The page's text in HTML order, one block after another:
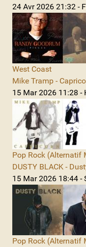
24 Avr 2026 21:32 -
West Coast
Mike Tramp -
15 Mar 2026 11:28 -
Pop Rock (Alternatif
DUSTY BLACK -
15 Mar 2026 18:44 -
Pop Rock (Alternatif